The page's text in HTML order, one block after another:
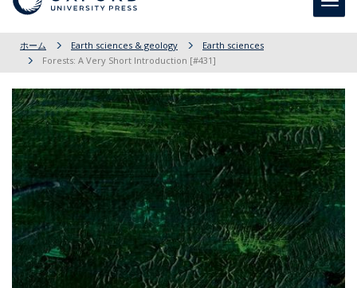
ホーム Earth sciences & geology
Earth sciences
Forests: A Very Short Introduction [#431]